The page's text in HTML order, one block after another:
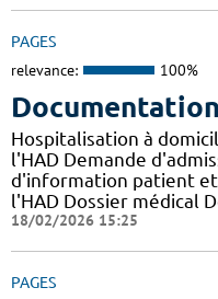
PAGES
relevance: 100%
Hospitalisation à
l'HAD Demande
d'information patient
l'HAD Dossier médical
18/02/2026 15:25
PAGES